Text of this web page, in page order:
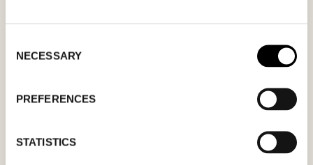
Selection
NECESSARY
PREFERENCES
STATISTICS
MM